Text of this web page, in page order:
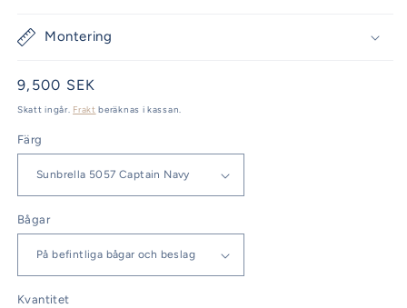
Montering
Ordinarie
pris
9,500 SEK
Skatt ingår. Frakt beräknas i kassan.
Färg
Bågar
Kvantitet